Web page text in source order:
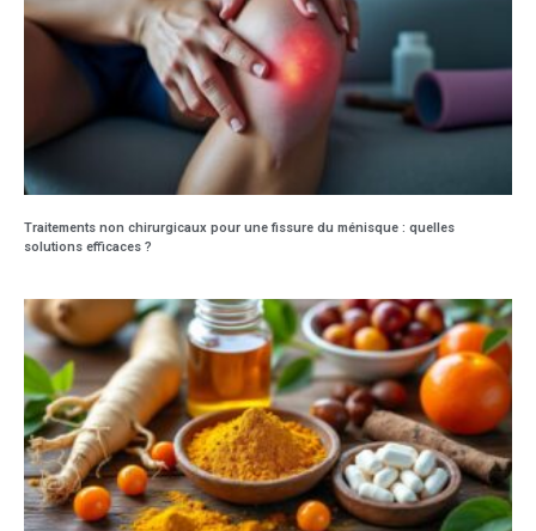
Traitements non chirurgicaux pour une fissure du ménisque : quelles
solutions efficaces ?